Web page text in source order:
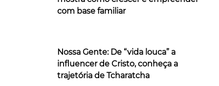
com base familiar
Nossa Gente: De “vida louca” a
influencer de Cristo, conheça a
trajetória de Tcharatcha